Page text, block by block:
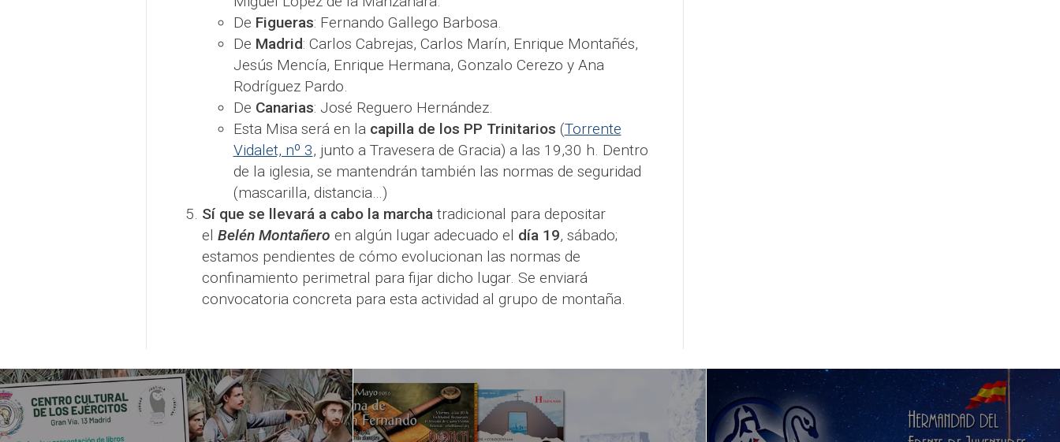
De Figueras: Fernando Gallego Barbosa.
De Madrid: Carlos Cabrejas, Carlos Marín, Enrique Montañés,
Jesús Mencía, Enrique Hermana, Gonzalo Cerezo y Ana
Rodríguez Pardo.
De Canarias: José Reguero Hernández.
Esta Misa será en la capilla de los PP Trinitarios (Torrente
Vidalet, nº 3, junto a Travesera de Gracia) a las 19,30 h. Dentro
de la iglesia, se mantendrán también las normas de seguridad
(mascarilla, distancia…)
Sí que se llevará a cabo la marchatradicional para depositar
el Belén Montañero en algún lugar adecuado el día 19, sábado;
estamos pendientes de cómo evolucionan las normas de
confinamiento perimetral para fijar dicho lugar. Se enviará
convocatoria concreta para esta actividad al grupo de montaña.